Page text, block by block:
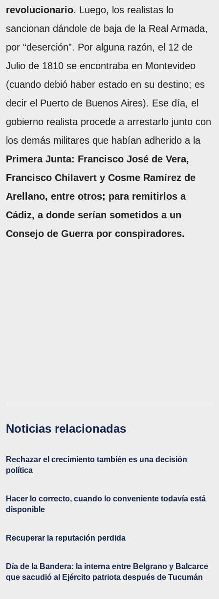
revolucionario. Luego, los realistas lo
sancionan dándole de baja de la Real Armada,
por “deserción”. Por alguna razón, el 12 de
Julio de 1810 se encontraba en Montevideo
(cuando debió haber estado en su destino; es
decir el Puerto de Buenos Aires). Ese día, el
gobierno realista procede a arrestarlo junto con
los demás militares que habían adherido a la
Primera Junta: Francisco José de Vera,
Francisco Chilavert y Cosme Ramírez de
Arellano, entre otros; para remitirlos a
Cádiz, a donde serían sometidos a un
Consejo de Guerra por conspiradores.
Noticias relacionadas
Rechazar el crecimiento también es una decisión
política
Hacer lo correcto, cuando lo conveniente todavía está
disponible
Recuperar la reputación perdida
Día de la Bandera: la interna entre Belgrano y Balcarce
que sacudió al Ejército patriota después de Tucumán